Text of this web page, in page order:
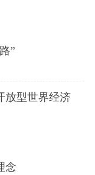
”
放型世界经济
念